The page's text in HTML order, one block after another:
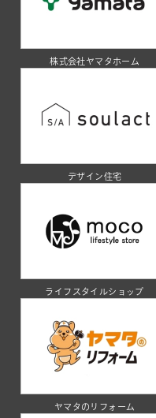
株式会社ヤマタホーム
デザイン住宅
ライフスタイルショップ
ヤマタのリフォーム